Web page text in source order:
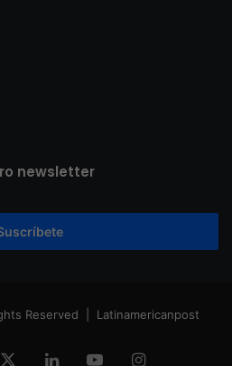
newsletter
Reserved | Latinamericanpost
LinkedInYouTubeInstagram